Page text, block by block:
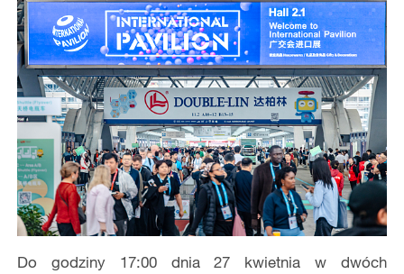
Do godziny 17:00 dnia 27 kwietnia w dwóch